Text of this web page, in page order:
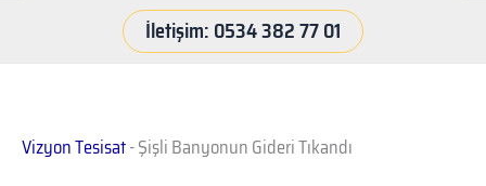
İletişim: 0534 382 77 01
Vizyon Tesisat-Şişli Banyonun Gideri Tıkandı